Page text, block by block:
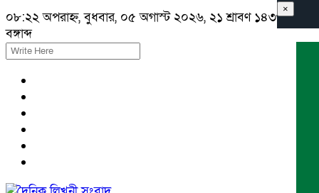
০৮:২২ অপরাহ্ন, বুধবার, ০৫ অগাস্ট ২০২৬, ২১ শ্রাবণ ১৪৩৩
বঙ্গাব্দ
×